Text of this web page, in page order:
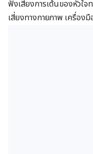
ฟังเสียงการเต้นของหัวใจ
เสี่ยงทางกายภาพ เครื่อง